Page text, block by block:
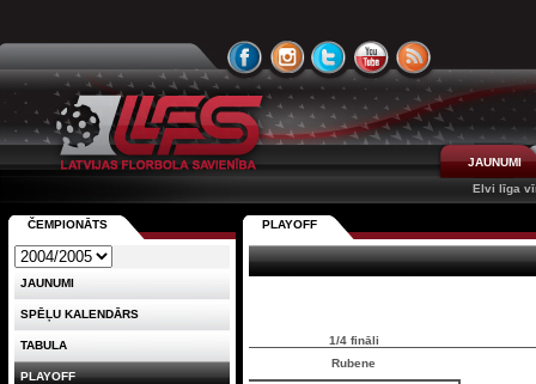
JAUNUMI
Elvi līga
PLAYOFF
1/4 fināli
Rubene
ČEMPIONĀTS
JAUNUMI
SPĒĻU KALENDĀRS
TABULA
PLAYOFF